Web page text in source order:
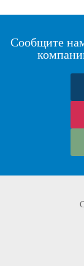
Сообщите